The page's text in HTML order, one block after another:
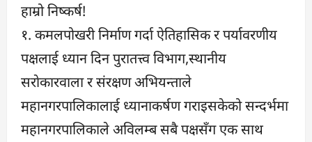
हाम्रो निष्कर्ष!
१. कमलपोखरी निर्माण गर्दा ऐतिहासिक र पर्यावरणीय
पक्षलाई ध्यान दिन पुरातत्त्व विभाग,स्थानीय
सराेकारवाला र संरक्षण अभियन्ताले
महानगरपालिकालाई ध्यानाकर्षण गराइसकेको सन्दर्भमा
महानगरपालिकाले अविलम्ब सबै पक्षसँग एक साथ